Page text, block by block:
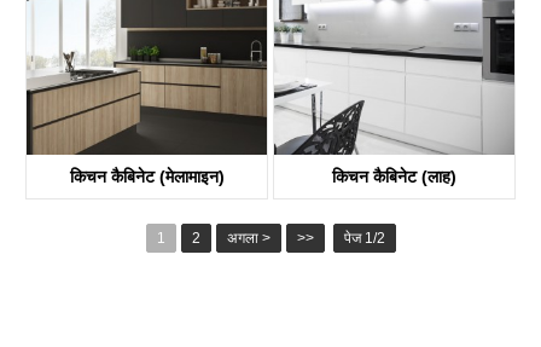
किचन कैबिनेट (मेलामाइन) किचन कैबिनेट (लाह)
1 2 अगला > >> पेज 1/2